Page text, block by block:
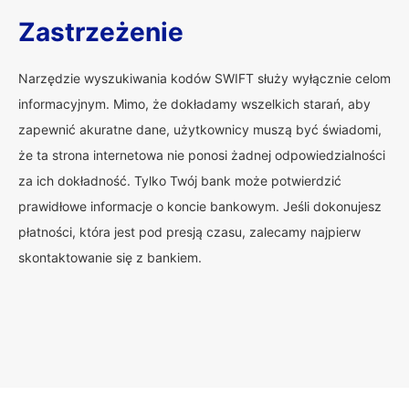
Zastrzeżenie
Narzędzie wyszukiwania kodów SWIFT służy wyłącznie celom
informacyjnym. Mimo, że dokładamy wszelkich starań, aby
zapewnić akuratne dane, użytkownicy muszą być świadomi,
że ta strona internetowa nie ponosi żadnej odpowiedzialności
za ich dokładność. Tylko Twój bank może potwierdzić
prawidłowe informacje o koncie bankowym. Jeśli dokonujesz
płatności, która jest pod presją czasu, zalecamy najpierw
skontaktowanie się z bankiem.